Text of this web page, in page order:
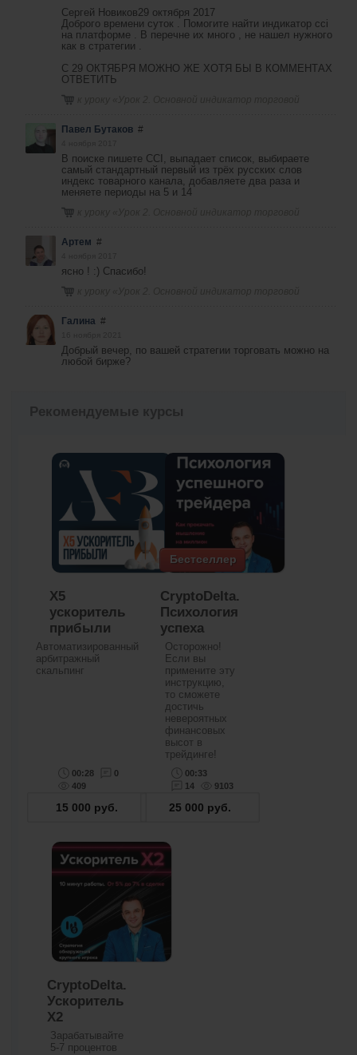
Сергей Новиков29 октября 2017
Доброго времени суток . Помогите найти индикатор cci
на платформе . В перечне их много , не нашел нужного
как в стратегии .
С 29 ОКТЯБРЯ МОЖНО ЖЕ ХОТЯ БЫ В КОММЕНТАХ
ОТВЕТИТЬ
Павел Бутаков #
В поиске пишете CCI, выпадает список, выбираете
самый стандартный первый из трёх русских слов
индекс товарного канала, добавляете два раза и
меняете периоды на 5 и 14
Артем #
ясно ! :) Спасибо!
Галина #
Добрый вечер, по вашей стратегии торговать можно на
любой бирже?
Рекомендуемые курсы
X5
ускоритель
прибыли
Автоматизированный
арбитражный
скальпинг
00:28
0
409
15 000 руб.
Бестселлер
CryptoDelta.
Психология
успеха
Осторожно!
Если вы
примените эту
инструкцию,
то сможете
достичь
невероятных
финансовых
высот в
трейдинге!
00:33
14
9103
25 000 руб.
CryptoDelta.
Ускоритель
Х2
Зарабатывайте
5-7 процентов